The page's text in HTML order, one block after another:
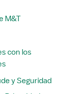
M&T
con los
y Seguridad